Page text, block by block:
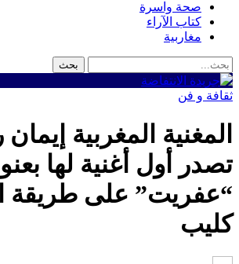
صحة واسرة
كتاب الآراء
مغاربية
ثقافة و فن
المغنية المغربية
تصدر أول أغنية لها
“عفريت” على طريقة
كليب